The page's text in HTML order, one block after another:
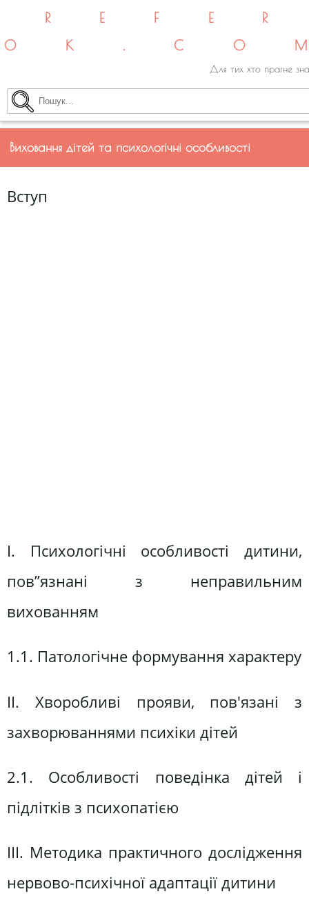
Для тих хто прагне
Виховання дітей та психологічні особливості
Вступ
І. Психологічні особливості дитини,
пов”язнані з неправильним
вихованням
1.1. Патологічне формування характеру
ІІ. Хворобливі прояви, пов'язані з
захворюваннями психіки дітей
2.1. Особливості поведінка дітей і
підлітків з психопатією
ІІІ. Методика практичного дослідження
нервово-психічної адаптації дитини